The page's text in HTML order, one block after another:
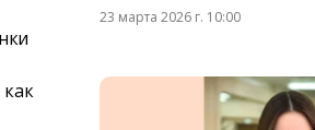
23 марта 2026 г. 10:00